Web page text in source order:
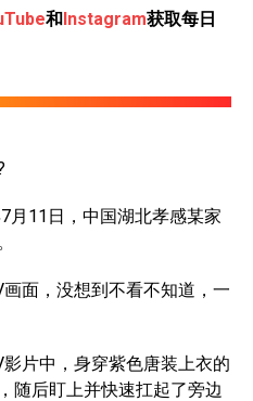
和Instagram获取每日
月11日，中国湖北孝感某家
面，没想到不看不知道，一
片中，身穿紫色唐装上衣的
随后盯上并快速扛起了旁边